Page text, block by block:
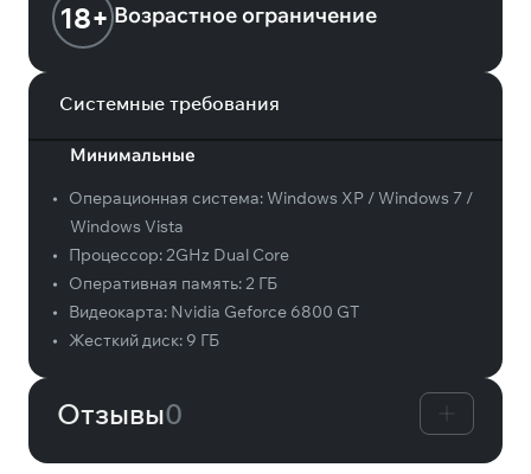
18+ Возрастное ограничение
Системные требования
Минимальные
• Операционная система:Windows XP / Windows 7 /
Windows Vista
•
Процессор:2GHz Dual Core
•
Оперативная память:2 ГБ
•
Видеокарта: Nvidia Geforce 6800 GT
•
Жесткий диск: 9 ГБ
Отзывы0